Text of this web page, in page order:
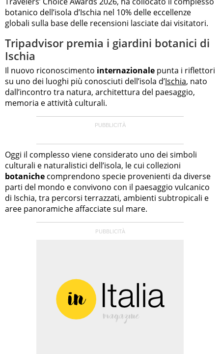
botanico dell’isola d’Ischia nel 10% delle eccellenze
globali sulla base delle recensioni lasciate dai visitatori.
Tripadvisor premia i giardini botanici di
Ischia
Il nuovo riconoscimento internazionale punta i riflettori
su uno dei luoghi più conosciuti dell’isola d’Ischia, nato
dall’incontro tra natura, architettura del paesaggio,
memoria e attività culturali.
Oggi il complesso viene considerato uno dei simboli
culturali e naturalistici dell’isola, le cui collezioni
botaniche comprendono specie provenienti da diverse
parti del mondo e convivono con il paesaggio vulcanico
di Ischia, tra percorsi terrazzati, ambienti subtropicali e
aree panoramiche affacciate sul mare.